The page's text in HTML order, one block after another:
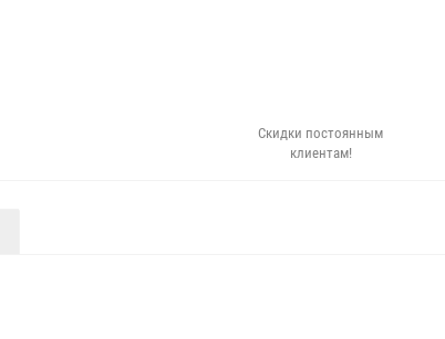
Скидки постоянным
клиентам!